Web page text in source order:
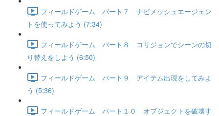
フィールドゲーム パート７ ナビメッシュエージェン
トを使ってみよう (7:34)
フィールドゲーム パート８ コリジョンでシーンの切
り替えをしよう (6:50)
フィールドゲーム パート９ アイテム出現をしてみよ
う (5:36)
フィールドゲーム パート１０ オブジェクトを破壊す